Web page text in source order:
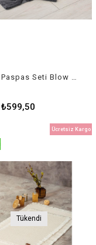
Pamuklu Paspas Seti Blow Koyu Gri
₺599,50
Tükendi
Ücretsiz Kargo